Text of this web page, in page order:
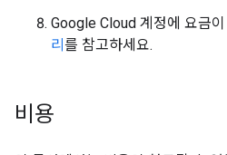
Google Cloud 계정에 요금
리 를 참고하세요.
비용